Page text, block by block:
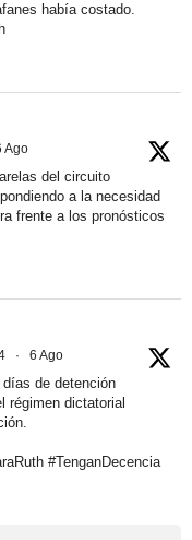
había costado.
Ago
del circuito
a la necesidad
frente a los pronósticos
· 6 Ago
días de detención
régimen dictatorial
#TenganDecencia